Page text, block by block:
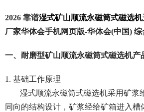
2026 靠谱湿式矿山顺流永磁筒式磁选机
厂家华体会手机网页版-华体会(中国)
一、耐磨型矿山顺流永磁筒式磁选机产
1. 基础工作原理
湿式顺流永磁筒式磁选机采用矿浆
同向的结构设计，矿浆经给矿箱进入槽